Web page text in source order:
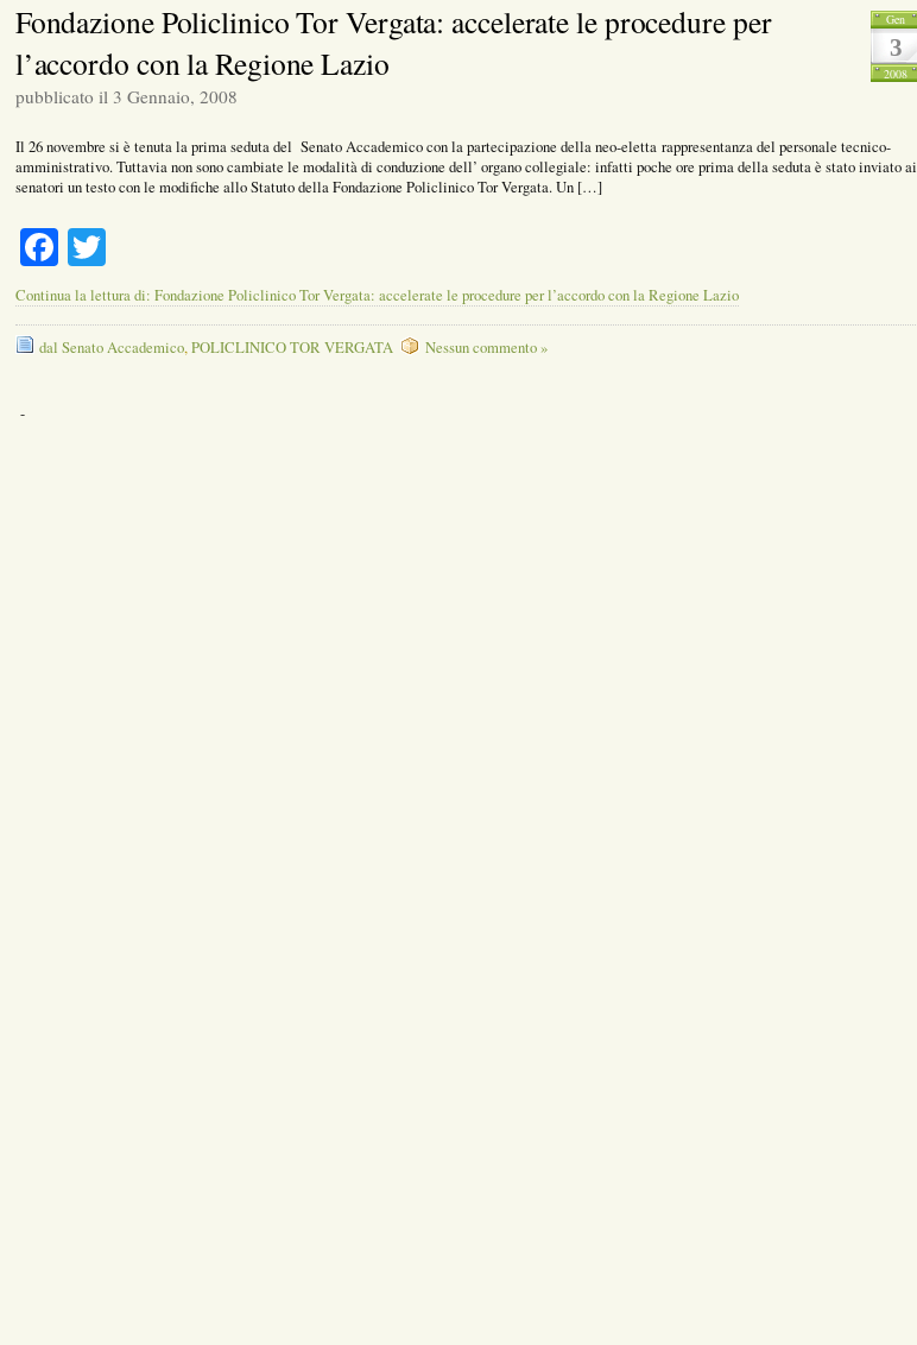
Gen
3
2008
Fondazione Policlinico Tor Vergata: accelerate le procedure per
l’accordo con la Regione Lazio
pubblicato il 3 Gennaio, 2008
Il 26 novembre si è tenuta la prima seduta del Senato Accademico con la partecipazione della neo-eletta rappresentanza del personale tecnico-
amministrativo. Tuttavia non sono cambiate le modalità di conduzione dell’ organo collegiale: infatti poche ore prima della seduta è stato inviato ai
senatori un testo con le modifiche allo Statuto della Fondazione Policlinico Tor Vergata. Un […]
Facebook
Twitter
Continua la lettura di: Fondazione Policlinico Tor Vergata: accelerate le procedure per l’accordo con la Regione Lazio
dal Senato Accademico,POLICLINICO TOR VERGATA Nessun commento »
-